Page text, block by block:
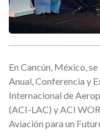
En Cancún, México,
Anual, Conferencia y
Internacional de
(ACI-LAC) y ACI
Aviación para un